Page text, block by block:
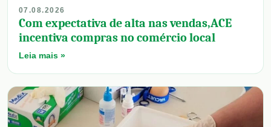
07.08.2026
Com expectativa de alta nas vendas,ACE
incentiva compras no comércio local
Leia mais »